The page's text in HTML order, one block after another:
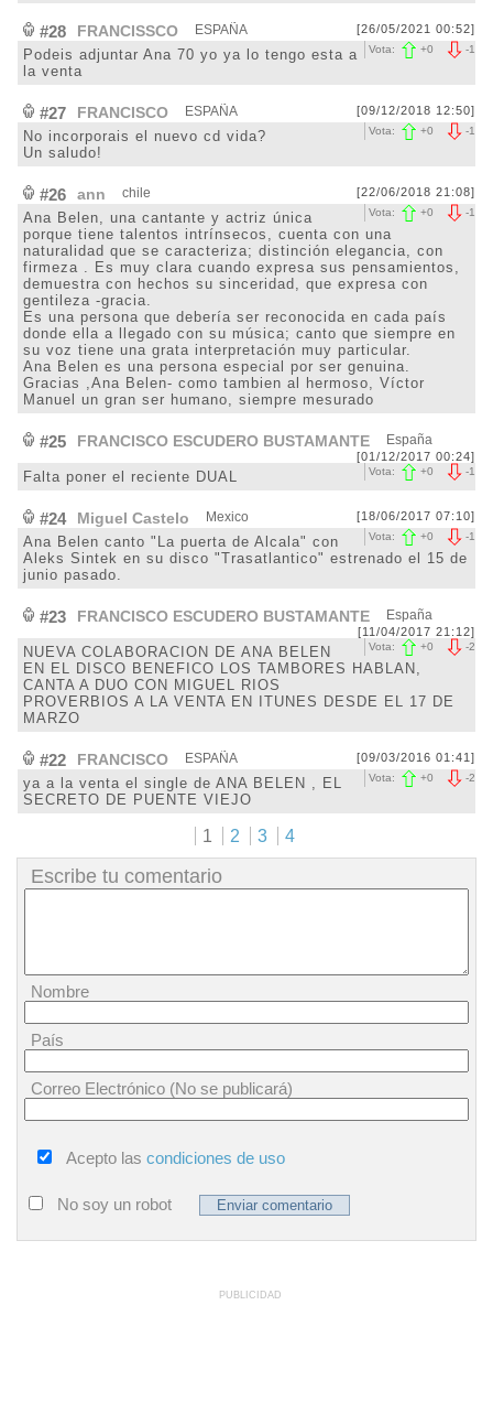
#28 FRANCISSCO ESPAÑA [26/05/2021 00:52]
-1
Vota: +0
Podeis adjuntar Ana 70 yo ya lo tengo esta a
la venta
#27 FRANCISCO ESPAÑA [09/12/2018 12:50]
-1
Vota: +0
No incorporais el nuevo cd vida?
Un saludo!
#26 ann chile [22/06/2018 21:08]
-1
Vota: +0
Ana Belen, una cantante y actriz única
porque tiene talentos intrínsecos, cuenta con una
naturalidad que se caracteriza; distinción elegancia, con
firmeza . Es muy clara cuando expresa sus pensamientos,
demuestra con hechos su sinceridad, que expresa con
gentileza -gracia.
Es una persona que debería ser reconocida en cada país
donde ella a llegado con su música; canto que siempre en
su voz tiene una grata interpretación muy particular.
Ana Belen es una persona especial por ser genuina.
Gracias ,Ana Belen- como tambien al hermoso, Víctor
Manuel un gran ser humano, siempre mesurado
#25 FRANCISCO ESCUDERO BUSTAMANTE España
[01/12/2017 00:24]
-1
Vota: +0
Falta poner el reciente DUAL
#24 Miguel Castelo Mexico [18/06/2017 07:10]
-1
Vota: +0
Ana Belen canto "La puerta de Alcala" con
Aleks Sintek en su disco "Trasatlantico" estrenado el 15 de
junio pasado.
#23 FRANCISCO ESCUDERO BUSTAMANTE España
[11/04/2017 21:12]
-2
Vota: +0
NUEVA COLABORACION DE ANA BELEN
EN EL DISCO BENEFICO LOS TAMBORES HABLAN,
CANTA A DUO CON MIGUEL RIOS
PROVERBIOS A LA VENTA EN ITUNES DESDE EL 17 DE
MARZO
#22 FRANCISCO ESPAÑA [09/03/2016 01:41]
-2
Vota: +0
ya a la venta el single de ANA BELEN , EL
SECRETO DE PUENTE VIEJO
1 2 3 4
Escribe tu comentario
Nombre
País
Correo Electrónico (No se publicará)
Acepto las condiciones de uso
No soy un robot
PUBLICIDAD